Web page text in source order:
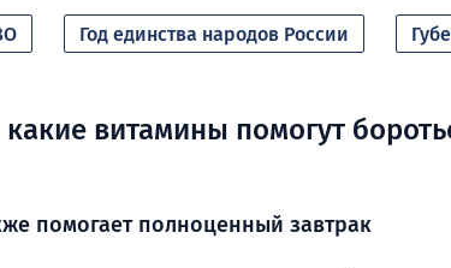
Год единства народов России
витамины помогут
помогает полноценный завтрак